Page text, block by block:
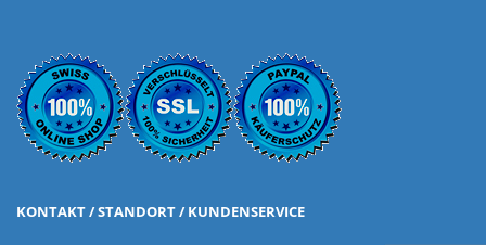
KONTAKT / STANDORT / KUNDENSERVICE